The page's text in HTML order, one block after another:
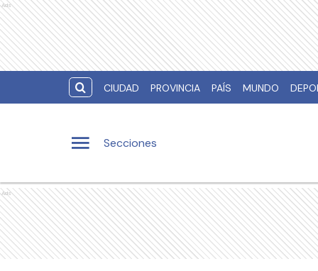
Ads
CIUDAD PROVINCIA PAÍS MUNDO
Secciones
Ads